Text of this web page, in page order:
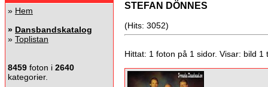
» Hem
» Dansbandskatalog
» Toplistan
8459 foton i 2640
kategorier.
STEFAN DÖNNES
(Hits: 3052)
Hittat: 1 foton på 1 sidor. Visar: bild 1